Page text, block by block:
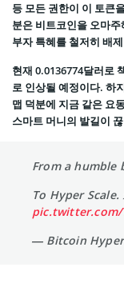
등 모든 권한이 이 토큰
분은 비트코인을 오마
부자 특혜를 철저히 배
현재 0.0136774달러로
로 인상될 예정이다. 하
맵 덕분에 지금 같은 요
스마트 머니의 발길이
From a humble
To Hyper Scale.
pic.twitter.com/
— Bitcoin Hyper